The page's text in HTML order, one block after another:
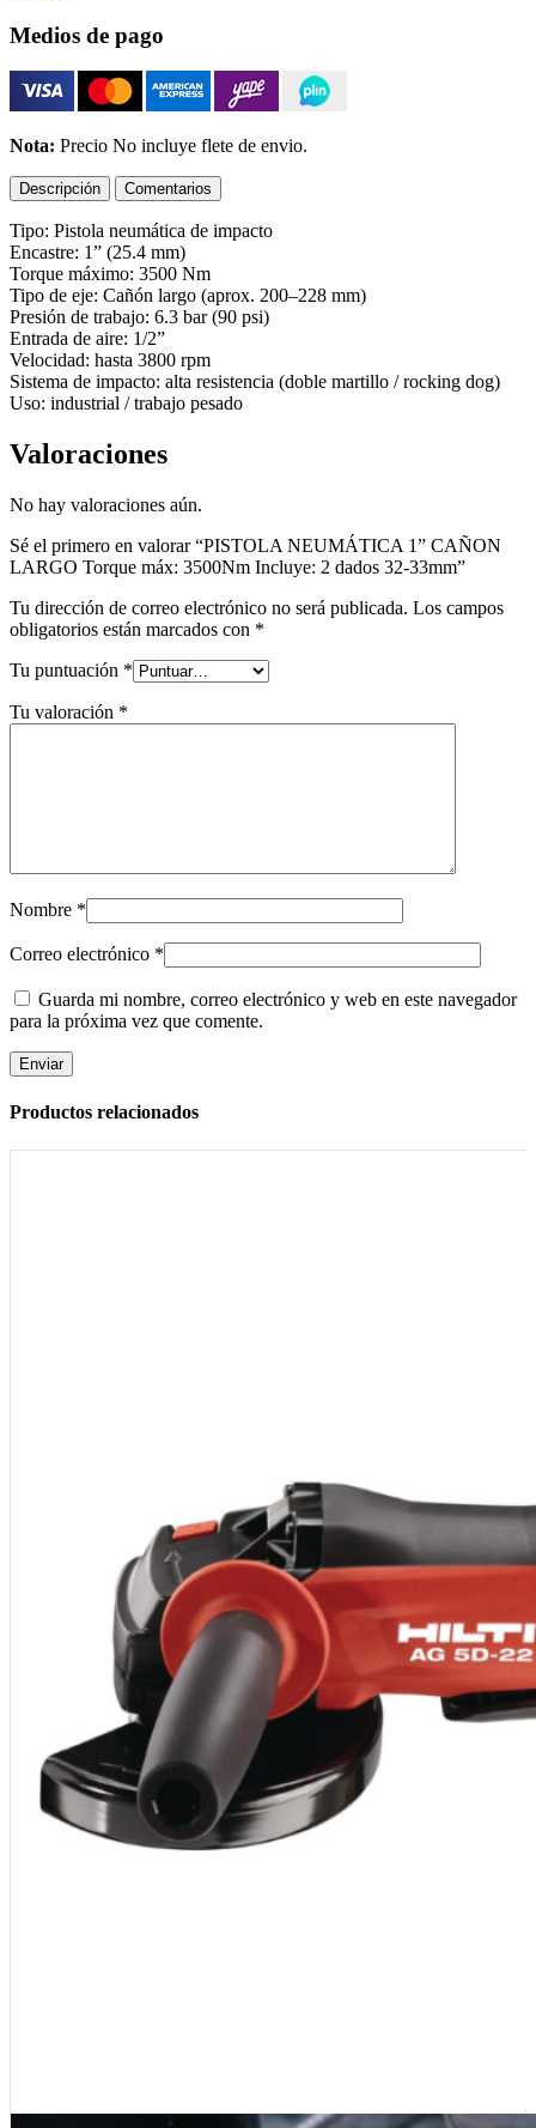
Medios de pago
Nota: Precio No incluye flete de envio.
Descripción Comentarios
Tipo: Pistola neumática de impacto
Encastre: 1” (25.4 mm)
Torque máximo: 3500 Nm
Tipo de eje: Cañón largo (aprox. 200–228 mm)
Presión de trabajo: 6.3 bar (90 psi)
Entrada de aire: 1/2”
Velocidad: hasta 3800 rpm
Sistema de impacto: alta resistencia (doble martillo / rocking dog)
Uso: industrial / trabajo pesado
Valoraciones
No hay valoraciones aún.
Sé el primero en valorar “PISTOLA NEUMÁTICA 1” CAÑON
LARGO Torque máx: 3500Nm Incluye: 2 dados 32-33mm”
Tu dirección de correo electrónico no será publicada. Los campos
obligatorios están marcados con *
Tu puntuación *
Tu valoración *
Nombre *
Correo electrónico *
Guarda mi nombre, correo electrónico y web en este navegador
para la próxima vez que comente.
Productos relacionados